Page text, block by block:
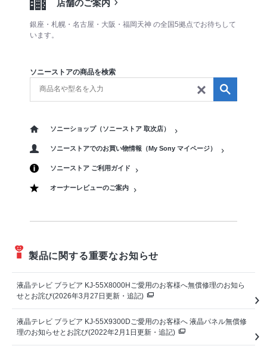
店舗のご案内
銀座・札幌・名古屋・大阪・福岡天神 の全国5拠点でお待ちして
います。
ソニーストアの商品を検索
ソニーショップ（ソニーストア 取次店）
ソニーストアでのお買い物情報（My Sony マイページ）
ソニーストア ご利用ガイド
オーナーレビューのご案内
製品に関する重要なお知らせ
液晶テレビ ブラビア KJ-55X8000Hご愛用のお客様へ無償修理のお知ら
せとお詫び(2026年3月27日更新・追記)
液晶テレビ ブラビア KJ-55X9300Dご愛用のお客様へ 液晶パネル無償修
理のお知らせとお詫び(2022年2月1日更新・追記)